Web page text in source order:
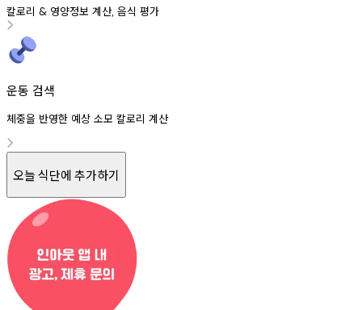
칼로리 & 영양정보 계산, 음식 평가
운동 검색
체중을 반영한 예상 소모 칼로리 계산
오늘 식단에 추가하기